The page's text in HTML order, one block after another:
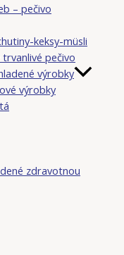
– pečivo
keksy-müsli
pečivo
výrobky
výrobky
zdravotnou